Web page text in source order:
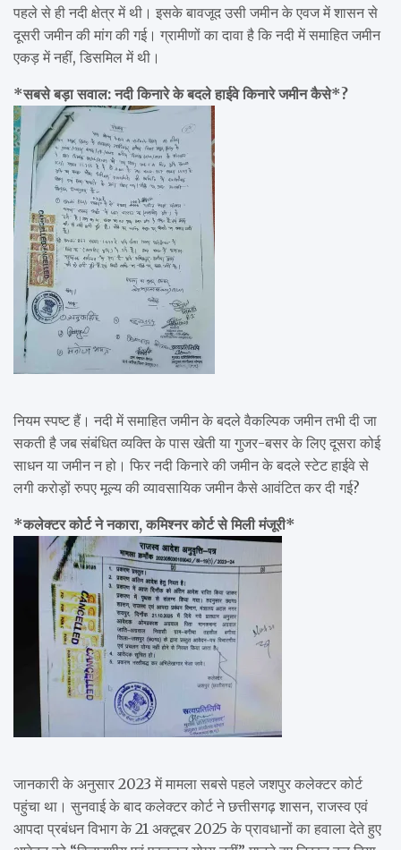
पहले से ही नदी क्षेत्र में थी। इसके बावजूद उसी जमीन के एवज में शासन से
दूसरी जमीन की मांग की गई। ग्रामीणों का दावा है कि नदी में समाहित जमीन
एकड़ में नहीं, डिसमिल में थी।
*सबसे बड़ा सवाल: नदी किनारे के बदले हाईवे किनारे जमीन कैसे*?
नियम स्पष्ट हैं। नदी में समाहित जमीन के बदले वैकल्पिक जमीन तभी दी जा
सकती है जब संबंधित व्यक्ति के पास खेती या गुजर-बसर के लिए दूसरा कोई
साधन या जमीन न हो। फिर नदी किनारे की जमीन के बदले स्टेट हाईवे से
लगी करोड़ों रुपए मूल्य की व्यावसायिक जमीन कैसे आवंटित कर दी गई?
*कलेक्टर कोर्ट ने नकारा, कमिश्नर कोर्ट से मिली मंजूरी*
जानकारी के अनुसार 2023 में मामला सबसे पहले जशपुर कलेक्टर कोर्ट
पहुंचा था। सुनवाई के बाद कलेक्टर कोर्ट ने छत्तीसगढ़ शासन, राजस्व एवं
आपदा प्रबंधन विभाग के 21 अक्टूबर 2025 के प्रावधानों का हवाला देते हुए